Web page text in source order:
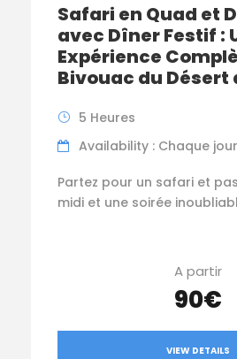
Safari en Quad et
avec Dîner Festif :
Expérience
Bivouac du Désert
5 Heures
Availability : Chaque jour
Partez pour un safari et
midi et une soirée
A partir
90€
VIEW DETAILS